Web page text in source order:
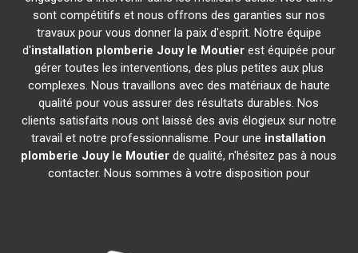
sont compétitifs et nous offrons des garanties sur nos
travaux pour vous donner la paix d'esprit. Notre équipe
d'installation plomberie Jouy le Moutierest équipée pour
gérer toutes les interventions, des plus petites aux plus
complexes. Nous travaillons avec des matériaux de haute
qualité pour vous assurer des résultats durables. Nos
clients satisfaits nous ont laissé des avis élogieux sur notre
travail et notre professionnalisme. Pour une installation
plomberie Jouy le Moutier de qualité, n'hésitez pas à nous
contacter. Nous sommes à votre disposition pour